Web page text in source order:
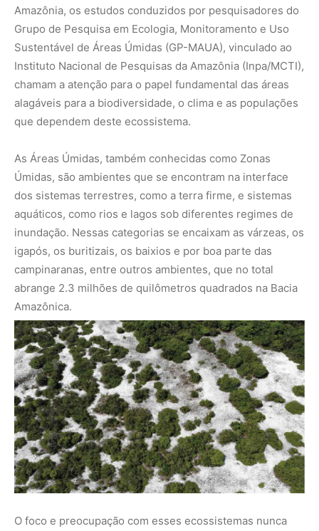
Amazônia, os estudos conduzidos por pesquisadores do
Grupo de Pesquisa em Ecologia, Monitoramento e Uso
Sustentável de Áreas Úmidas (GP-MAUA), vinculado ao
Instituto Nacional de Pesquisas da Amazônia (Inpa/MCTI),
chamam a atenção para o papel fundamental das áreas
alagáveis para a biodiversidade, o clima e as populações
que dependem deste ecossistema.
As Áreas Úmidas, também conhecidas como Zonas
Úmidas, são ambientes que se encontram na interface
dos sistemas terrestres, como a terra firme, e sistemas
aquáticos, como rios e lagos sob diferentes regimes de
inundação. Nessas categorias se encaixam as várzeas, os
igapós, os buritizais, os baixios e por boa parte das
campinaranas, entre outros ambientes, que no total
abrange 2.3 milhões de quilômetros quadrados na Bacia
Amazônica.
O foco e preocupação com esses ecossistemas nunca